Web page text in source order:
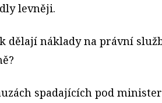
levněji.
dělají náklady na právní
spadajících pod